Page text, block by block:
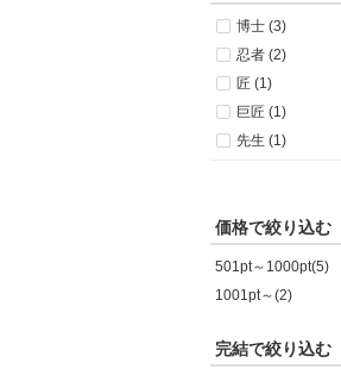
博士 (3)
忍者 (2)
匠 (1)
巨匠 (1)
先生 (1)
価格で絞り込む
501pt～1000pt(5)
1001pt～(2)
完結で絞り込む